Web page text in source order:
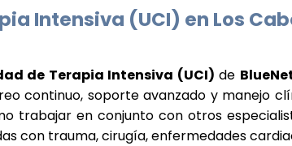
Intensiva (UCI) en Los
de Terapia Intensiva (UCI) de
continuo, soporte avanzado y manejo
trabajar en conjunto con otros
con trauma, cirugía, enfermedades